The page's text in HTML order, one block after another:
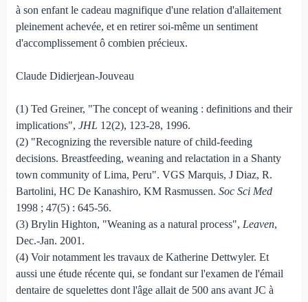
à son enfant le cadeau magnifique d'une relation d'allaitement
pleinement achevée, et en retirer soi-même un sentiment
d'accomplissement ô combien précieux.
Claude Didierjean-Jouveau
(1) Ted Greiner, "The concept of weaning : definitions and their
implications", JHL 12(2), 123-28, 1996.
(2) "Recognizing the reversible nature of child-feeding
decisions. Breastfeeding, weaning and relactation in a Shanty
town community of Lima, Peru". VGS Marquis, J Diaz, R.
Bartolini, HC De Kanashiro, KM Rasmussen. Soc Sci Med
1998 ; 47(5) : 645-56.
(3) Brylin Highton, "Weaning as a natural process", Leaven,
Dec.-Jan. 2001.
(4) Voir notamment les travaux de Katherine Dettwyler. Et
aussi une étude récente qui, se fondant sur l'examen de l'émail
dentaire de squelettes dont l'âge allait de 500 ans avant JC à